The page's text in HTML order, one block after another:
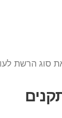
סוג הרשת